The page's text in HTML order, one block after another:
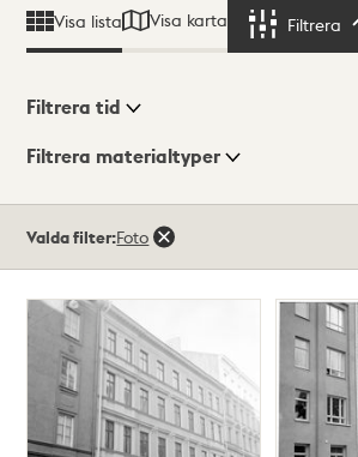
Visa lista Visa karta Filtrera
Visningsläge
Filtrera tid
Filtrera materialtyper
träffar
Valda filter:Foto